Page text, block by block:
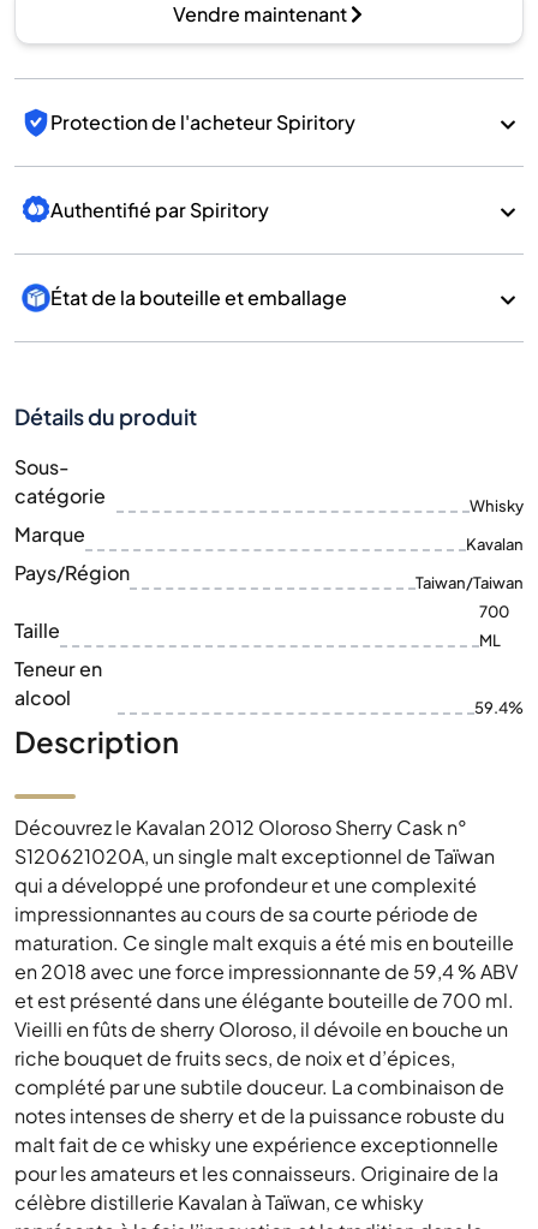
Vendre maintenant
Protection de l'acheteur Spiritory
Authentifié par Spiritory
État de la bouteille et emballage
Détails du produit
Sous-
catégorie
Whisky
Marque Kavalan
Pays/Région Taiwan/Taiwan
Taille
700
ML
Teneur en
alcool
59.4%
Description
Découvrez le Kavalan 2012 Oloroso Sherry Cask n°
S120621020A, un single malt exceptionnel de Taïwan
qui a développé une profondeur et une complexité
impressionnantes au cours de sa courte période de
maturation. Ce single malt exquis a été mis en bouteille
en 2018 avec une force impressionnante de 59,4 % ABV
et est présenté dans une élégante bouteille de 700 ml.
Vieilli en fûts de sherry Oloroso, il dévoile en bouche un
riche bouquet de fruits secs, de noix et d’épices,
complété par une subtile douceur. La combinaison de
notes intenses de sherry et de la puissance robuste du
malt fait de ce whisky une expérience exceptionnelle
pour les amateurs et les connaisseurs. Originaire de la
célèbre distillerie Kavalan à Taïwan, ce whisky